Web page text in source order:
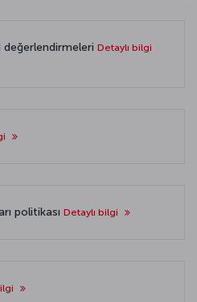
Detaylı bilgi
politikası Detaylı bilgi